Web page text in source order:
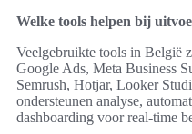
Welke tools helpen bij
Veelgebruikte tools in België
Google Ads, Meta Business
Semrush, Hotjar, Looker
ondersteunen analyse,
dashboarding voor real-time